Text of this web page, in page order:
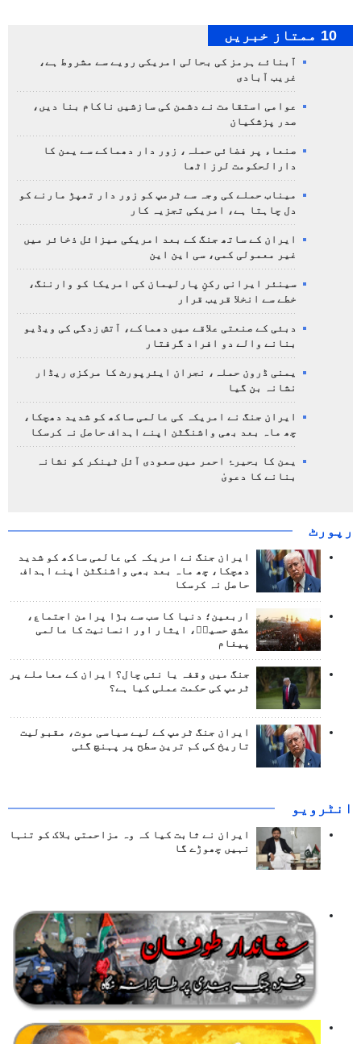
10 ممتاز خبریں
آبنائے ہرمز کی بحالی امریکی رویے سے مشروط ہے،
غریب آبادی
عوامی استقامت نے دشمن کی سازشیں ناکام بنا دیں،
صدر پزشکیان
صنعاء پر فضائی حملہ، زور دار دھماکے سے یمن کا
دارالحکومت لرز اٹھا
میناب حملے کی وجہ سے ٹرمپ کو زور دار تھپڑ مارنے کو
دل چاہتا ہے، امریکی تجزیہ کار
ایران کے ساتھ جنگ کے بعد امریکی میزائل ذخائر میں
غیر معمولی کمی، سی این این
سینئر ایرانی رکنِ پارلیمان کی امریکا کو وارننگ،
خطے سے انخلا قریب قرار
دبئی کے صنعتی علاقے میں دھماکے، آتش زدگی کی ویڈیو
بنانے والے دو افراد گرفتار
یمنی ڈرون حملہ، نجران ایئرپورٹ کا مرکزی ریڈار
نشانہ بن گیا
ایران جنگ نے امریکہ کی عالمی ساکھ کو شدید دھچکا،
چھ ماہ بعد بھی واشنگٹن اپنے اہداف حاصل نہ کرسکا
یمن کا بحیرۂ احمر میں سعودی آئل ٹینکر کو نشانہ
بنانے کا دعویٰ
رپورٹ
ایران جنگ نے امریکہ کی عالمی ساکھ کو شدید
دھچکا، چھ ماہ بعد بھی واشنگٹن اپنے اہداف
حاصل نہ کرسکا
اربعین؛ دنیا کا سب سے بڑا پرامن اجتماع،
عشق حسینؑ، ایثار اور انسانیت کا عالمی
پیغام
جنگ میں وقفہ یا نئی چال؟ ایران کے معاملے پر
ٹرمپ کی حکمت عملی کیا ہے؟
ایران جنگ ٹرمپ کے لیے سیاسی موت، مقبولیت
تاریخ کی کم ترین سطح پر پہنچ گئی
انٹرويو
ایران نے ثابت کیا کہ وہ مزاحمتی بلاک کو تنہا
نہیں چھوڑے گا